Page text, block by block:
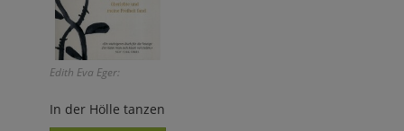
Edith Eva Eger:
In der Hölle tanzen